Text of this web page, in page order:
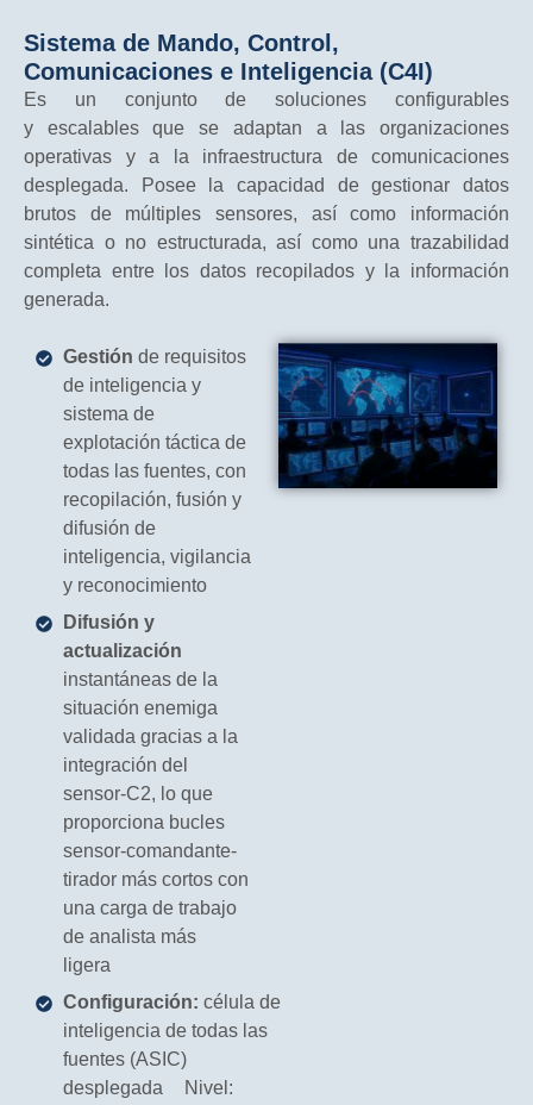
Sistema de Mando, Control,
Comunicaciones e Inteligencia (C4I)
Es un conjunto de soluciones configurables
y escalables que se adaptan a las organizaciones
operativas y a la infraestructura de comunicaciones
desplegada. Posee la capacidad de gestionar datos
brutos de múltiples sensores, así como información
sintética o no estructurada, así como una trazabilidad
completa entre los datos recopilados y la información
generada.
Gestión de requisitos
de inteligencia y
sistema de
explotación táctica de
todas las fuentes, con
recopilación, fusión y
difusión de
inteligencia, vigilancia
y reconocimiento
Difusión y
actualización
instantáneas de la
situación enemiga
validada gracias a la
integración del
sensor-C2, lo que
proporciona bucles
sensor-comandante-
tirador más cortos con
una carga de trabajo
de analista más
ligera
Configuración: célula de
inteligencia de todas las
fuentes (ASIC)
desplegada Nivel: